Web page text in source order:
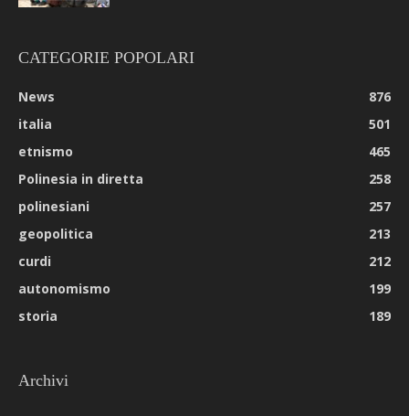
CATEGORIE POPOLARI
News
876
italia
501
etnismo
465
Polinesia in diretta
258
polinesiani
257
geopolitica
213
curdi
212
autonomismo
199
storia
189
Archivi